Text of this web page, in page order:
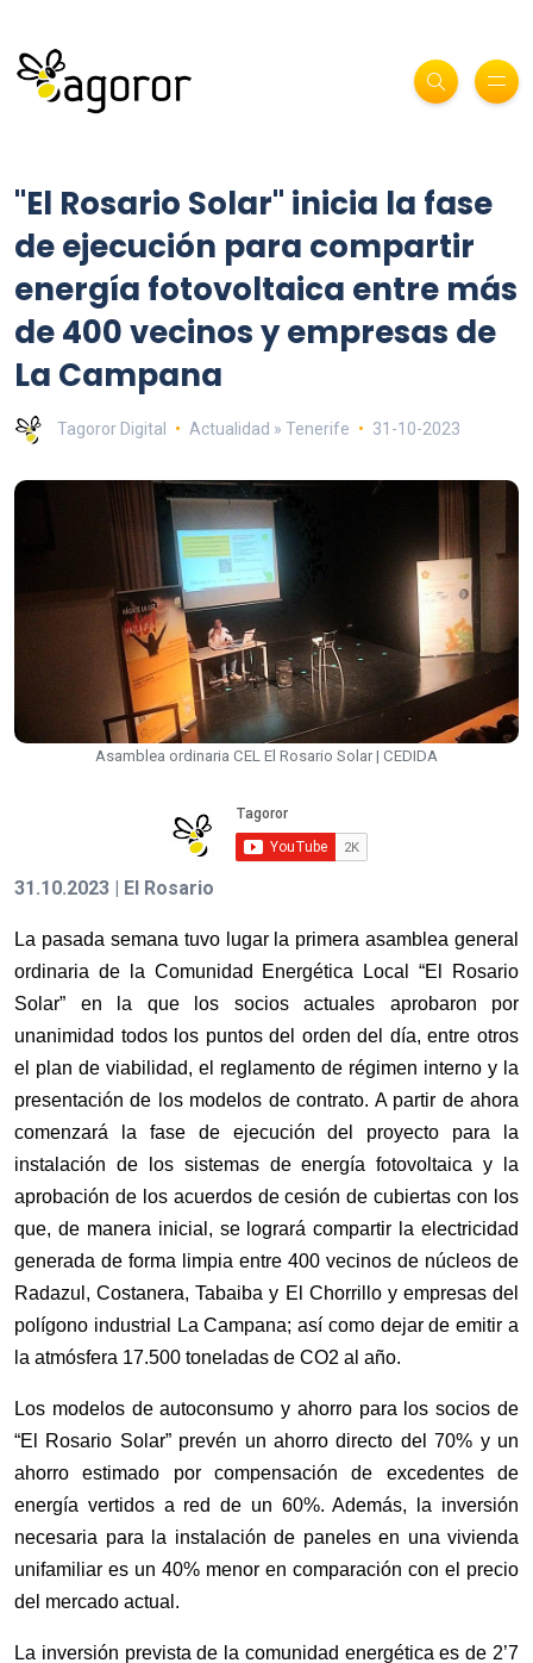
"El Rosario Solar" inicia la fase
de ejecución para compartir
energía fotovoltaica entre más
de 400 vecinos y empresas de
La Campana
Tagoror Digital Actualidad » Tenerife 31-10-2023
Asamblea ordinaria CEL El Rosario Solar | CEDIDA
31.10.2023 | El Rosario
La pasada semana tuvo lugar la primera asamblea general
ordinaria de la Comunidad Energética Local “El Rosario
Solar” en la que los socios actuales aprobaron por
unanimidad todos los puntos del orden del día, entre otros
el plan de viabilidad, el reglamento de régimen interno y la
presentación de los modelos de contrato. A partir de ahora
comenzará la fase de ejecución del proyecto para la
instalación de los sistemas de energía fotovoltaica y la
aprobación de los acuerdos de cesión de cubiertas con los
que, de manera inicial, se logrará compartir la electricidad
generada de forma limpia entre 400 vecinos de núcleos de
Radazul, Costanera, Tabaiba y El Chorrillo y empresas del
polígono industrial La Campana; así como dejar de emitir a
la atmósfera 17.500 toneladas de CO2 al año.
Los modelos de autoconsumo y ahorro para los socios de
“El Rosario Solar” prevén un ahorro directo del 70% y un
ahorro estimado por compensación de excedentes de
energía vertidos a red de un 60%. Además, la inversión
necesaria para la instalación de paneles en una vivienda
unifamiliar es un 40% menor en comparación con el precio
del mercado actual.
La inversión prevista de la comunidad energética es de 2’7